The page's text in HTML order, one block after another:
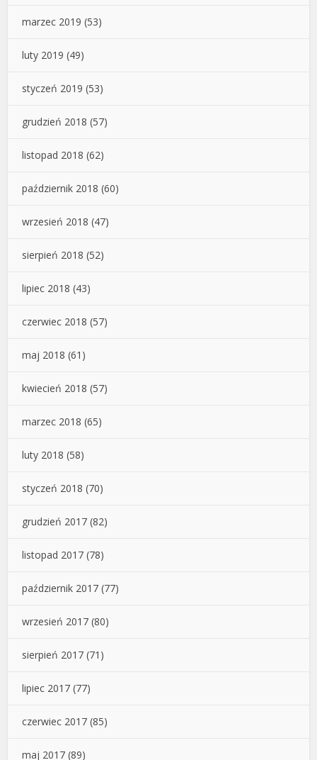
marzec 2019 (53)
luty 2019 (49)
styczeń 2019 (53)
grudzień 2018 (57)
listopad 2018 (62)
październik 2018 (60)
wrzesień 2018 (47)
sierpień 2018 (52)
lipiec 2018 (43)
czerwiec 2018 (57)
maj 2018 (61)
kwiecień 2018 (57)
marzec 2018 (65)
luty 2018 (58)
styczeń 2018 (70)
grudzień 2017 (82)
listopad 2017 (78)
październik 2017 (77)
wrzesień 2017 (80)
sierpień 2017 (71)
lipiec 2017 (77)
czerwiec 2017 (85)
maj 2017 (89)